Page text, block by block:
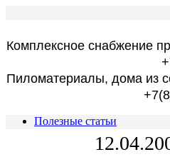
Комплексное снабжение
Пиломатериалы, дома из
Полезные статьи